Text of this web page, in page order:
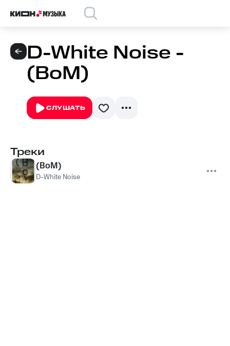
D-White Noise -
(BoM)
СЛУШАТЬ
Треки
(BoM)
D-White Noise